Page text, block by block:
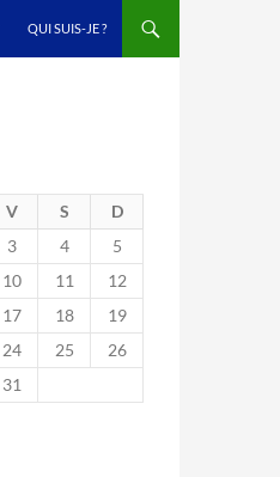
QUI SUIS-JE ?
V S
D
3 4
5
10 11
12
17 18
19
24 25
26
31